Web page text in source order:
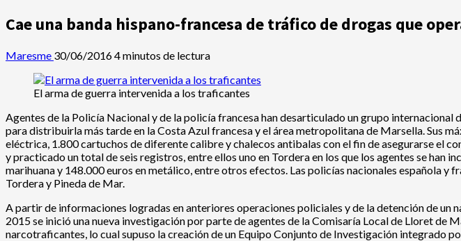
Cae una banda hispano-francesa de tráfico de drogas que
Maresme 30/06/20164 minutos de lectura
El arma de guerra intervenida a los traficantes
Agentes de la Policía Nacional y de la policía francesa han desarticulado un grupo
para distribuirla más tarde en la Costa Azul francesa y el área metropolitana de Marsella. Sus
eléctrica, 1.800 cartuchos de diferente calibre y chalecos antibalas con el fin de asegurarse el
y practicado un total de seis registros, entre ellos uno en Tordera en los que los agentes se han
marihuana y 148.000 euros en metálico, entre otros efectos. Las policías nacionales española
Tordera y Pineda de Mar.
A partir de informaciones logradas en anteriores operaciones policiales y de la detención de
2015 se inició una nueva investigación por parte de agentes de la Comisaría Local de Lloret
narcotraficantes, lo cual supuso la creación de un Equipo Conjunto de Investigación integrado